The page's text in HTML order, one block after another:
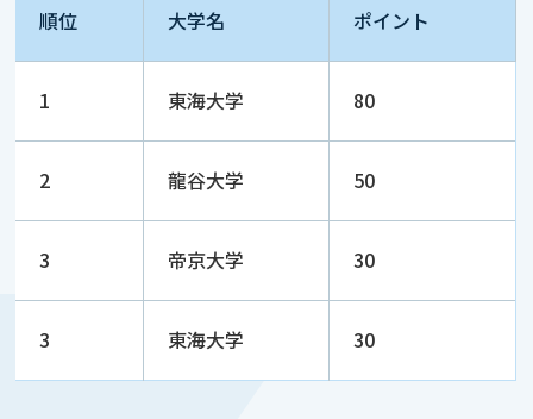
順位 大学名 ポイント
1 東海大学 80
2 龍谷大学 50
3 帝京大学 30
3 東海大学 30